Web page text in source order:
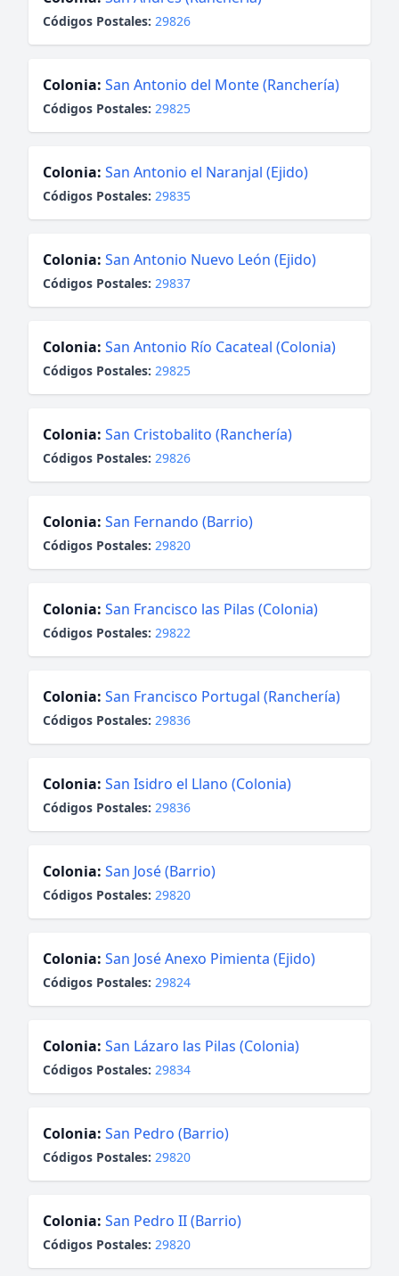
Códigos Postales: 29826
Colonia: San Antonio del Monte (Ranchería)
Códigos Postales: 29825
Colonia: San Antonio el Naranjal (Ejido)
Códigos Postales: 29835
Colonia: San Antonio Nuevo León (Ejido)
Códigos Postales: 29837
Colonia: San Antonio Río Cacateal (Colonia)
Códigos Postales: 29825
Colonia: San Cristobalito (Ranchería)
Códigos Postales: 29826
Colonia: San Fernando (Barrio)
Códigos Postales: 29820
Colonia: San Francisco las Pilas (Colonia)
Códigos Postales: 29822
Colonia: San Francisco Portugal (Ranchería)
Códigos Postales: 29836
Colonia: San Isidro el Llano (Colonia)
Códigos Postales: 29836
Colonia: San José (Barrio)
Códigos Postales: 29820
Colonia: San José Anexo Pimienta (Ejido)
Códigos Postales: 29824
Colonia: San Lázaro las Pilas (Colonia)
Códigos Postales: 29834
Colonia: San Pedro (Barrio)
Códigos Postales: 29820
Colonia: San Pedro II (Barrio)
Códigos Postales: 29820